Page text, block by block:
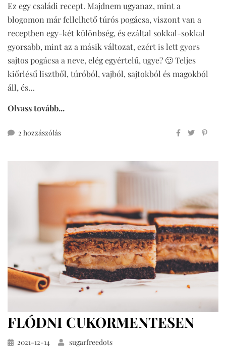
Ez egy családi recept. Majdnem ugyanaz, mint a
blogomon már fellelhető túrós pogácsa, viszont van a
receptben egy-két különbség, és ezáltal sokkal-sokkal
gyorsabb, mint az a másik változat, ezért is lett gyors
sajtos pogácsa a neve, elég egyértelű, ugye? 🙂 Teljes
kiőrlésű lisztből, túróból, vajból, sajtokból és magokból
áll, és…
Olvass tovább...
2 hozzászólásgyors
pihentetés
című
bejegyzéshez
FLÓDNI CUKORMENTESEN
Közzétéve
2021-12-14 sugarfreedots